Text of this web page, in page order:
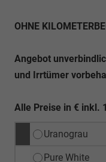
OHNE
Angebot
und Irrtümer
Alle Preise in € inkl.
Uranograu
Pure White